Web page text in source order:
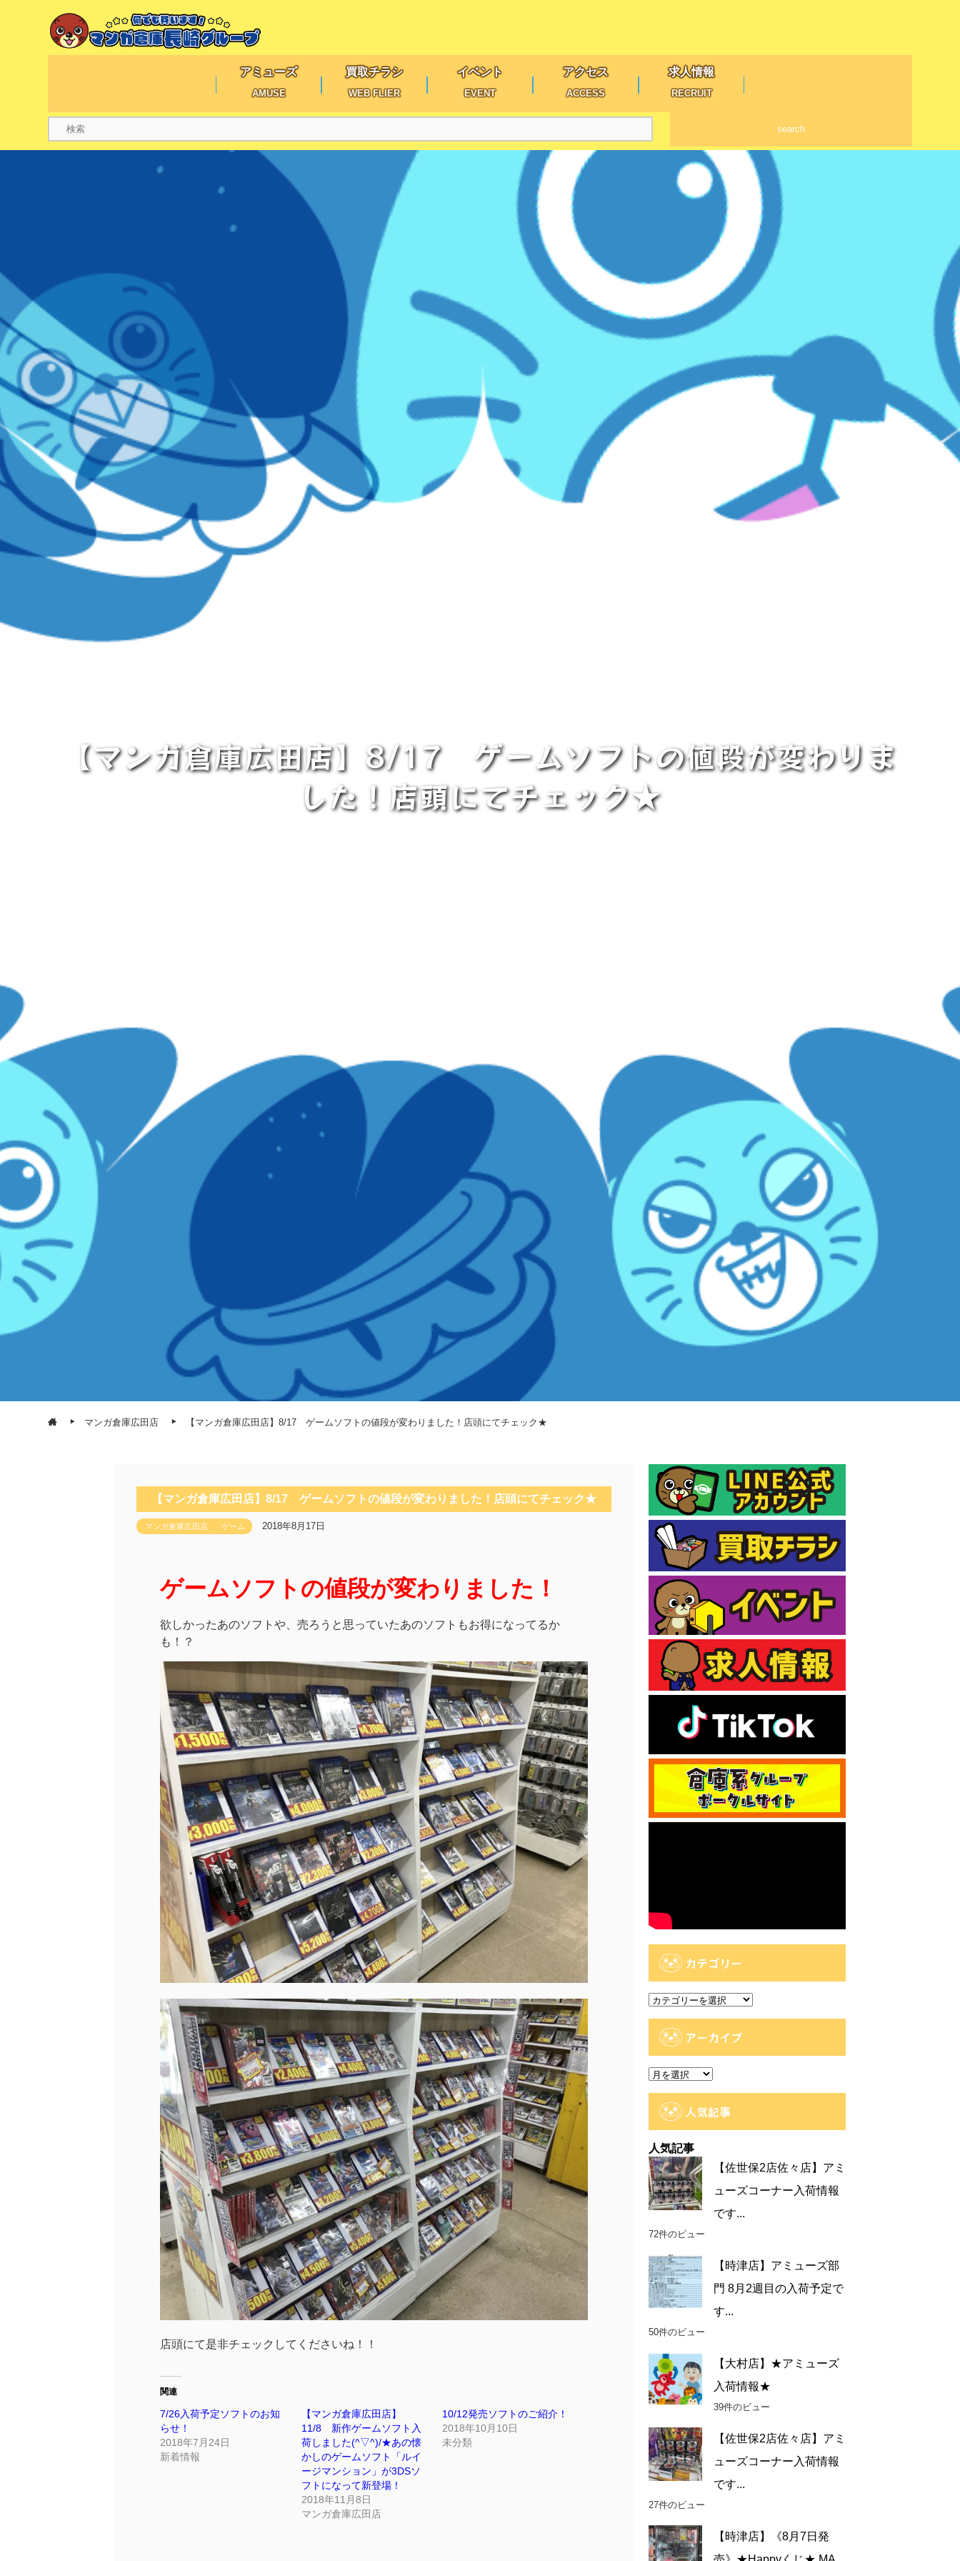
アミューズ
AMUSE
買取チラシ
WEB FLIER
イベント
EVENT
アクセス
ACCESS
求人情報
RECRUIT
search
【マンガ倉庫広田店】8/17 ゲームソフトの値段が変わりま
した！店頭にてチェック★
マンガ倉庫広田店 【マンガ倉庫広田店】8/17 ゲームソフトの値段が変わりました！店頭にてチェック★
【マンガ倉庫広田店】8/17 ゲームソフトの値段が変わりました！店頭にてチェック★
マンガ倉庫広田店 ゲーム 2018年8月17日
ゲームソフトの値段が変わりました！
欲しかったあのソフトや、売ろうと思っていたあのソフトもお得になってるか
も！？
店頭にて是非チェックしてくださいね！！
関連
7/26入荷予定ソフトのお知
らせ！
2018年7月24日
新着情報
【マンガ倉庫広田店】
11/8 新作ゲームソフト入
荷しました(^▽^)/★あの懐
かしのゲームソフト「ルイ
ージマンション」が3DSソ
フトになって新登場！
2018年11月8日
マンガ倉庫広田店
10/12発売ソフトのご紹介！
2018年10月10日
未分類
カテゴリー
カ
アーカイブ
ア
人気記事
人気記事
【佐世保2店佐々店】アミ
ューズコーナー入荷情報
です...
72件のビュー
【時津店】アミューズ部
門 8月2週目の入荷予定で
す...
50件のビュー
【大村店】★アミューズ
入荷情報★
39件のビュー
【佐世保2店佐々店】アミ
ューズコーナー入荷情報
です...
27件のビュー
【時津店】《8月7日発